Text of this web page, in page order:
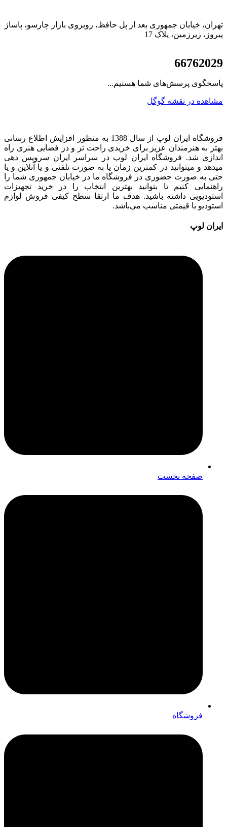
تهران، خیابان جمهوری بعد از پل حافظ، روبروی بازار چارسو، پاساژ
پیروز، زیرزمین، پلاک 17
66762029
پاسخگوی پرسش‌های شما هستیم...
مشاهده در نقشه گوگل
فروشگاه ایران لوپ از سال 1388 به منظور افزایش اطلاع رسانی
بهتر به هنرمندان عزیز برای خریدی راحت تر و در فضایی هنری راه
اندازی شد. فروشگاه ایران لوپ در سراسر ایران سرویس دهی
میدهد و میتوانید در کمترین زمان یا به صورت تلفنی و یا آنلاین و یا
حتی به صورت حضوری در فروشگاه ما در خیابان جمهوری شما را
راهنمایی کنیم تا بتوانید بهترین انتخاب را در خرید تجهیزات
استودیویی داشته باشید. هدف ما ارتقا سطح کیفی فروش لوازم
استودیو با قیمتی مناسب می‌باشد.
ایران لوپ
صفحه نخست
فروشگاه